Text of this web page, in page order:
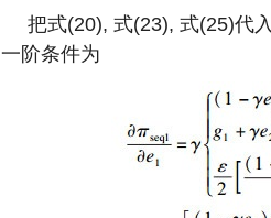
把式(20), 式(23), 式(25)代
一阶条件为